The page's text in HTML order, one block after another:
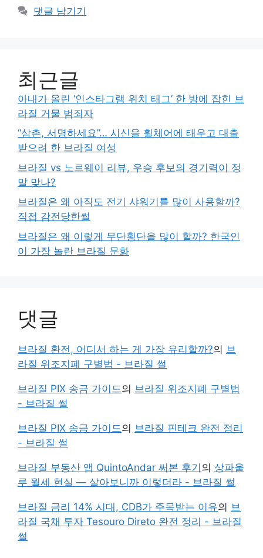
댓글 남기기
최근글
아내가 올린 ‘인스타그램 위치 태그’ 한 방에 잡힌 브
라질 거물 범죄자
“삼촌, 서명하세요”… 시신을 휠체어에 태우고 대출
받으려 한 브라질 여성
브라질 vs 노르웨이 리뷰, 우승 후보의 경기력이 정
말 맞나?
브라질은 왜 아직도 전기 샤워기를 많이 사용할까?
직접 감전당한썰
브라질은 왜 이렇게 무단횡단을 많이 할까? 한국인
이 가장 놀란 브라질 문화
댓글
브라질 환전, 어디서 하는 게 가장 유리할까?의 브
라질 위조지폐 구별법 - 브라질 썰
브라질 PIX 송금 가이드의 브라질 위조지폐 구별법
- 브라질 썰
브라질 PIX 송금 가이드의 브라질 핀테크 완전 정리
- 브라질 썰
브라질 부동산 앱 QuintoAndar 써본 후기의 상파울
루 월세 현실 — 살아보니까 이렇더라 - 브라질 썰
브라질 금리 14% 시대, CDB가 주목받는 이유의 브
라질 국채 투자 Tesouro Direto 완전 정리 - 브라질
썰